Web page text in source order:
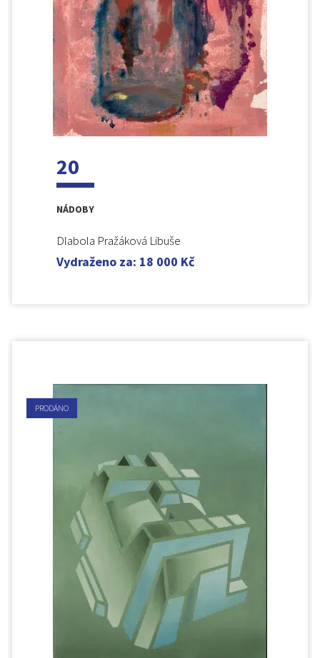
20
NÁDOBY
Dlabola Pražáková Libuše
Vydraženo za: 18 000 Kč
PRODÁNO